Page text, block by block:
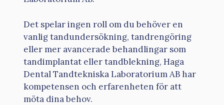
Det spelar ingen roll om du behöver en
vanlig tandundersökning, tandrengöring
eller mer avancerade behandlingar som
tandimplantat eller tandblekning, Haga
Dental Tandtekniska Laboratorium AB har
kompetensen och erfarenheten för att
möta dina behov.